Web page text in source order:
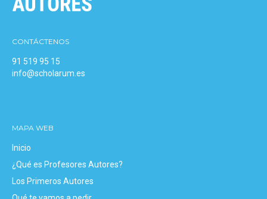
CONTÁCTENOS
91 519 95 15
info@scholarum.es
MAPA WEB
Inicio
¿Qué es Profesores Autores?
Los Primeros Autores